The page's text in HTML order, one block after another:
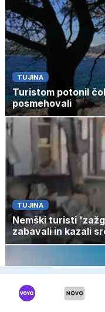
TUJINA
Turistom potonil
posmehovali
TUJINA
Nemški turisti
zabavali in kazali